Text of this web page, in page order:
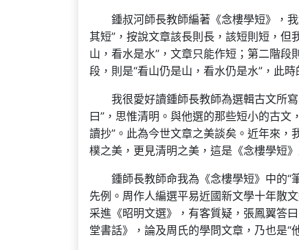
鍾叔河師長教師編著《念樓學短》，
其短”，按說文章該長則長，該短則短，但
山，看水是水”，文章只能作短；第二階段
段，則是“看山仍是山，看水仍是水”，此
我很愛好讀鍾師長教師為選輯古文所
曰”，思惟清明。與他選的那些短小的古
讀抄”。此為今世文章之美談矣。近年來
樸之美，更見清明之美，這是《念樓學短
鍾師長教師命我為《念樓學短》中的“
先例。周作人編選平易近國新文學十年散
采進《昭明文選》，有客質疑，張鳳翼答
堂書話》，論及周氏的學問文章，乃也是“